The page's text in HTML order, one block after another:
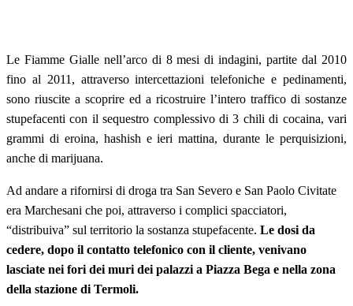
Le Fiamme Gialle nell’arco di 8 mesi di indagini, partite dal 2010
fino al 2011, attraverso intercettazioni telefoniche e pedinamenti,
sono riuscite a scoprire ed a ricostruire l’intero traffico di sostanze
stupefacenti con il sequestro complessivo di 3 chili di cocaina, vari
grammi di eroina, hashish e ieri mattina, durante le perquisizioni,
anche di marijuana.
Ad andare a rifornirsi di droga tra San Severo e San Paolo Civitate
era Marchesani che poi, attraverso i complici spacciatori,
“distribuiva” sul territorio la sostanza stupefacente. Le dosi da
cedere, dopo il contatto telefonico con il cliente, venivano
lasciate nei fori dei muri dei palazzi a Piazza Bega e nella zona
della stazione di Termoli.